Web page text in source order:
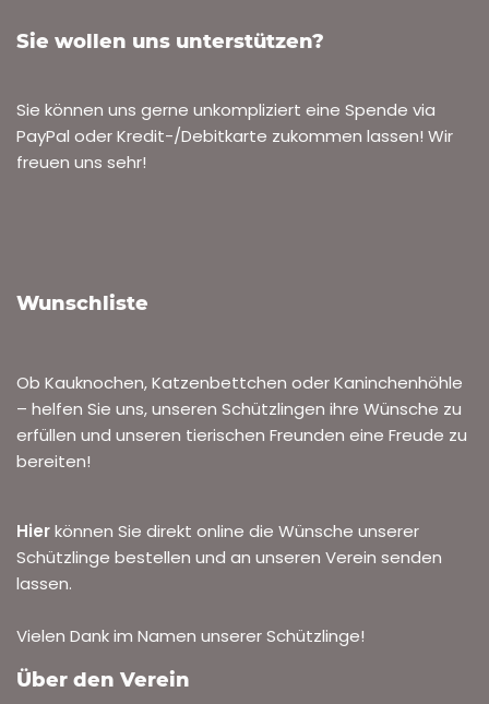
Sie wollen uns unterstützen?
Sie können uns gerne unkompliziert eine Spende via
PayPal oder Kredit-/Debitkarte zukommen lassen! Wir
freuen uns sehr!
Wunschliste
Ob Kauknochen, Katzenbettchen oder Kaninchenhöhle
– helfen Sie uns, unseren Schützlingen ihre Wünsche zu
erfüllen und unseren tierischen Freunden eine Freude zu
bereiten!
Hierkönnen Sie direkt online die Wünsche unserer
Schützlinge bestellen und an unseren Verein senden
lassen.
Vielen Dank im Namen unserer Schützlinge!
Über den Verein